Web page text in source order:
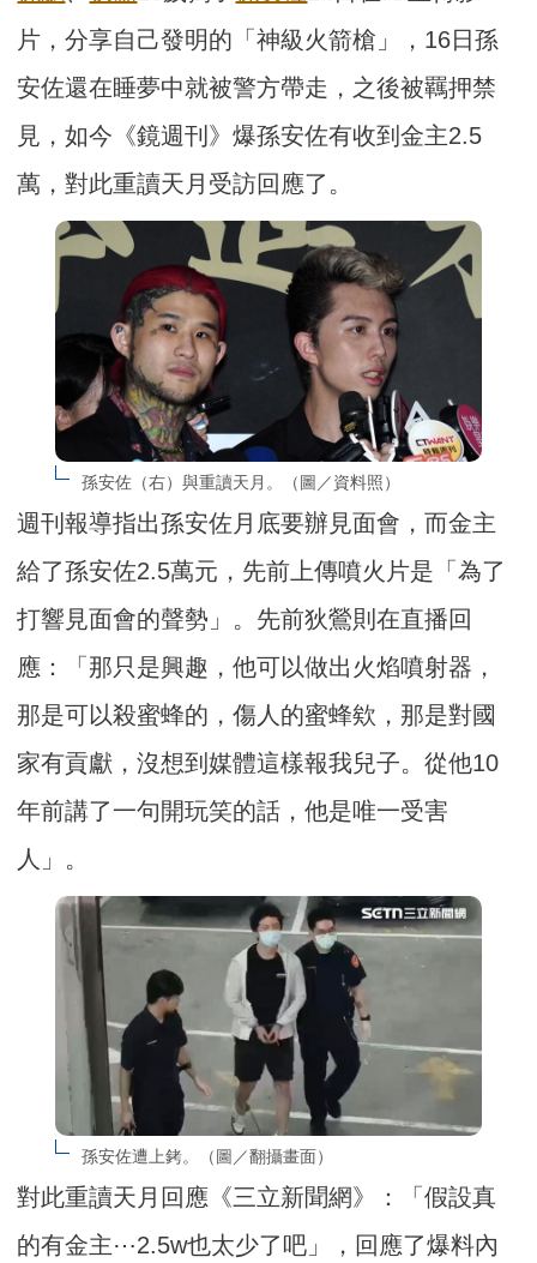
片，分享自己發明的「神級火箭槍」，16日孫
安佐還在睡夢中就被警方帶走，之後被羈押禁
見，如今《鏡週刊》爆孫安佐有收到金主2.5
萬，對此重讀天月受訪回應了。
孫安佐（右）與重讀天月。（圖／資料照）
週刊報導指出孫安佐月底要辦見面會，而金主
給了孫安佐2.5萬元，先前上傳噴火片是「為了
打響見面會的聲勢」。先前狄鶯則在直播回
應：「那只是興趣，他可以做出火焰噴射器，
那是可以殺蜜蜂的，傷人的蜜蜂欸，那是對國
家有貢獻，沒想到媒體這樣報我兒子。從他10
年前講了一句開玩笑的話，他是唯一受害
人」。
孫安佐遭上銬。（圖／翻攝畫面）
對此重讀天月回應《三立新聞網》：「假設真
的有金主⋯2.5w也太少了吧」，回應了爆料內